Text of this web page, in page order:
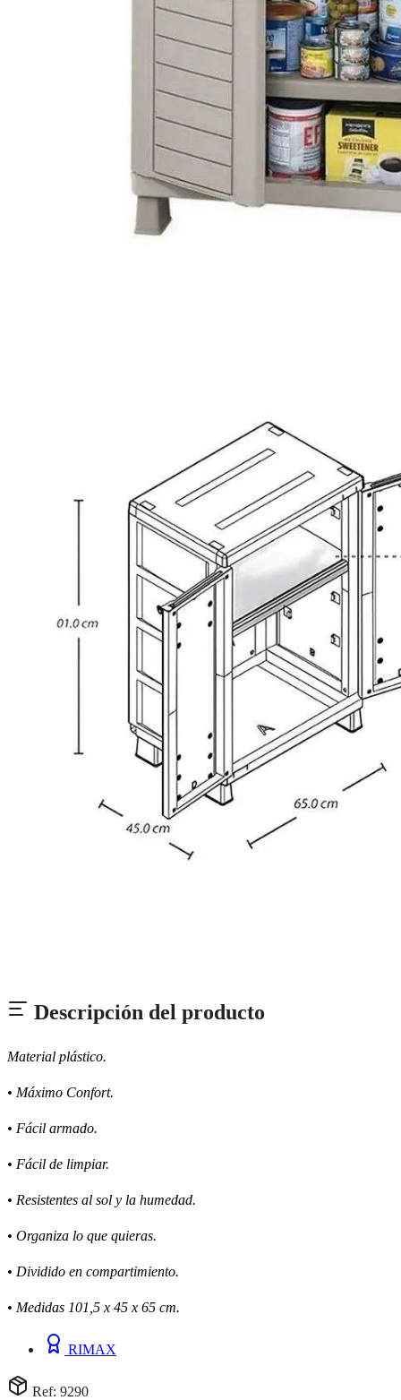
Descripción del producto
Material plástico.
• Máximo Confort.
• Fácil armado.
• Fácil de limpiar.
• Resistentes al sol y la humedad.
• Organiza lo que quieras.
• Dividido en compartimiento.
• Medidas 101,5 x 45 x 65 cm.
RIMAX
Ref: 9290